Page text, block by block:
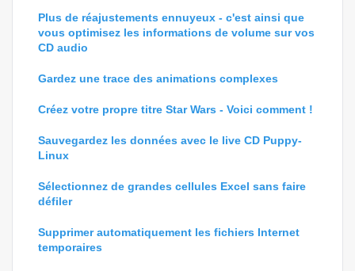
Plus de réajustements ennuyeux - c'est ainsi que
vous optimisez les informations de volume sur vos
CD audio
Gardez une trace des animations complexes
Créez votre propre titre Star Wars - Voici comment !
Sauvegardez les données avec le live CD Puppy-
Linux
Sélectionnez de grandes cellules Excel sans faire
défiler
Supprimer automatiquement les fichiers Internet
temporaires